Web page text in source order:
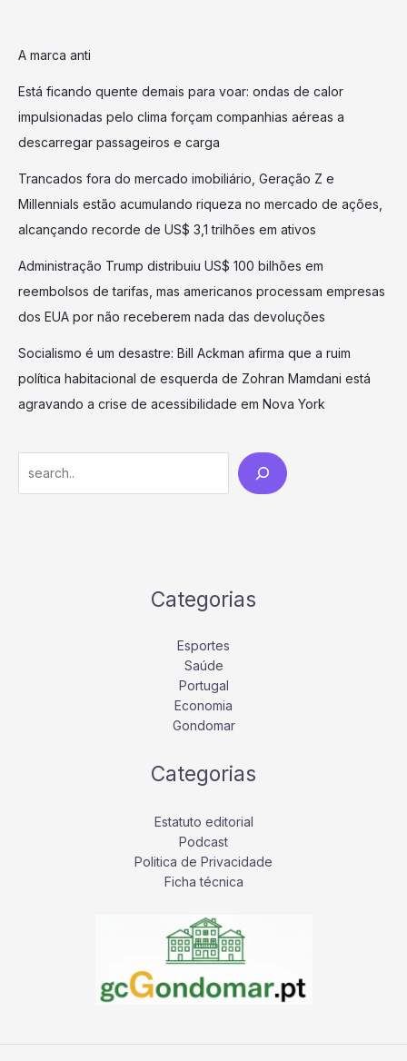
A marca anti
Está ficando quente demais para voar: ondas de calor
impulsionadas pelo clima forçam companhias aéreas a
descarregar passageiros e carga
Trancados fora do mercado imobiliário, Geração Z e
Millennials estão acumulando riqueza no mercado de ações,
alcançando recorde de US$ 3,1 trilhões em ativos
Administração Trump distribuiu US$ 100 bilhões em
reembolsos de tarifas, mas americanos processam empresas
dos EUA por não receberem nada das devoluções
Socialismo é um desastre: Bill Ackman afirma que a ruim
política habitacional de esquerda de Zohran Mamdani está
agravando a crise de acessibilidade em Nova York
Categorias
Esportes
Saúde
Portugal
Economia
Gondomar
Categorias
Estatuto editorial
Podcast
Politica de Privacidade
Ficha técnica